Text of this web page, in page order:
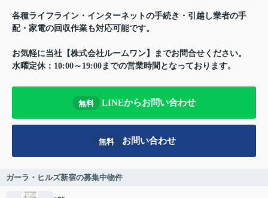
各種ライフライン・インターネットの手続き・引越し業者の手
配・家電の回収作業も対応可能です。
お気軽に当社【株式会社ルームワン】までお問合せください。
水曜定休：10:00～19:00までの営業時間となっております。
無料 LINEからお問い合わせ
無料 お問い合わせ
ガーラ・ヒルズ新宿の募集中物件